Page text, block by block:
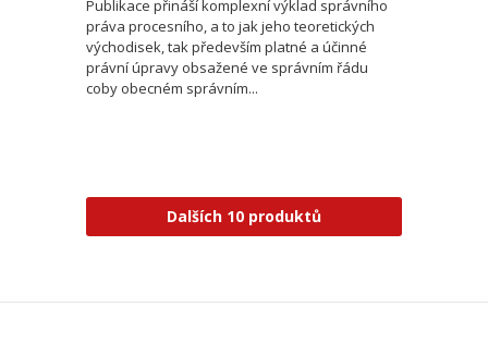
Publikace přináší komplexní výklad správního
práva procesního, a to jak jeho teoretických
východisek, tak především platné a účinné
právní úpravy obsažené ve správním řádu
coby obecném správním...
Dalších 10 produktů